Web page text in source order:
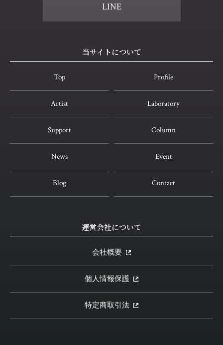
LINE
当サイトについて
Top Profile
Artist Laboratory
Support Column
News Event
Blog Contact
運営会社について
会社概要
個人情報保護
特定商取引法